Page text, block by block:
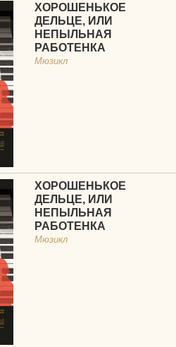
ХОРОШЕНЬКОЕ
ДЕЛЬЦЕ, ИЛИ
НЕПЫЛЬНАЯ
РАБОТЕНКА
Мюзикл
ХОРОШЕНЬКОЕ
ДЕЛЬЦЕ, ИЛИ
НЕПЫЛЬНАЯ
РАБОТЕНКА
Мюзикл